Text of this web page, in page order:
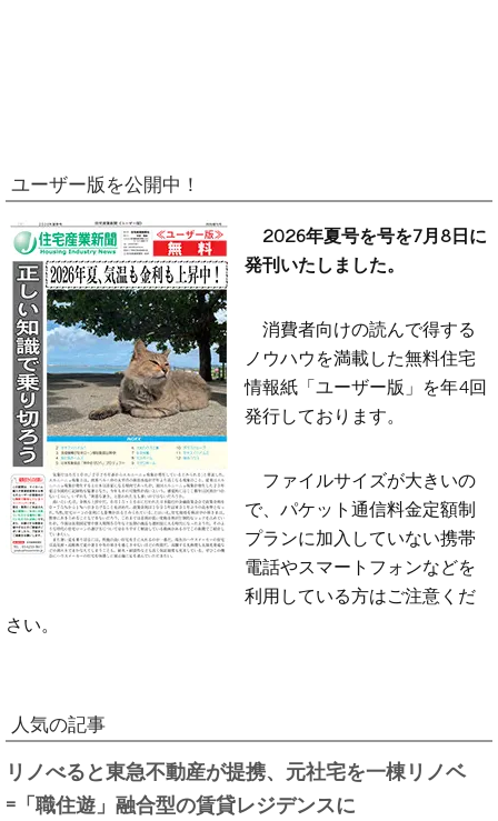
ユーザー版を公開中！
2026年夏号を号を7月8日に
発刊いたしました。
消費者向けの読んで得する
ノウハウを満載した無料住宅
情報紙「ユーザー版」を年4回
発行しております。
ファイルサイズが大きいの
で、パケット通信料金定額制
プランに加入していない携帯
電話やスマートフォンなどを
利用している方はご注意くだ
さい。
人気の記事
リノべると東急不動産が提携、元社宅を一棟リノベ
=「職住遊」融合型の賃貸レジデンスに